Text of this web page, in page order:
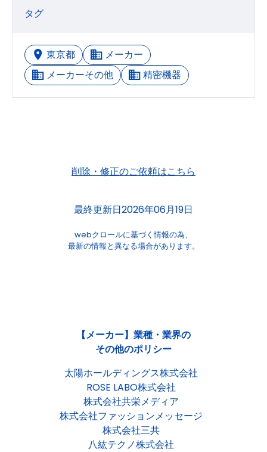
タグ
東京都
メーカー
メーカーその他
精密機器
削除・修正のご依頼はこちら
最終更新日2026年06月19日
webクロールに基づく情報の為、
最新の情報と異なる場合があります。
【メーカー】業種・業界の
その他のポリシー
太陽ホールディングス株式会社
ROSE LABO株式会社
株式会社共栄メディア
株式会社ファッションメッセージ
株式会社三共
八紘テクノ株式会社